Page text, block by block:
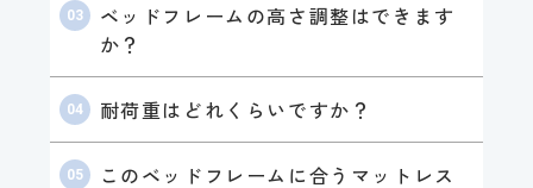
ベッドフレームの高さ調整はできます
か？
耐荷重はどれくらいですか？
このベッドフレームに合うマットレス